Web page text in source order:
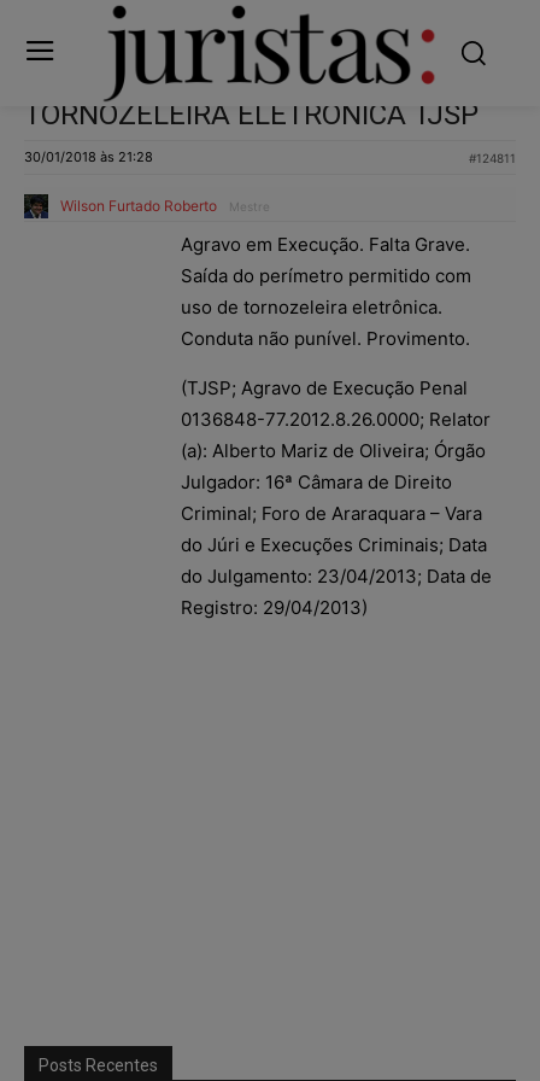
TORNOZELEIRA ELETRÔNICA TJSP
30/01/2018 às 21:28 #124811
Wilson Furtado Roberto Mestre
Agravo em Execução. Falta Grave.
Saída do perímetro permitido com
uso de tornozeleira eletrônica.
Conduta não punível. Provimento.
(TJSP; Agravo de Execução Penal
0136848-77.2012.8.26.0000; Relator
(a): Alberto Mariz de Oliveira; Órgão
Julgador: 16ª Câmara de Direito
Criminal; Foro de Araraquara – Vara
do Júri e Execuções Criminais; Data
do Julgamento: 23/04/2013; Data de
Registro: 29/04/2013)
Posts Recentes